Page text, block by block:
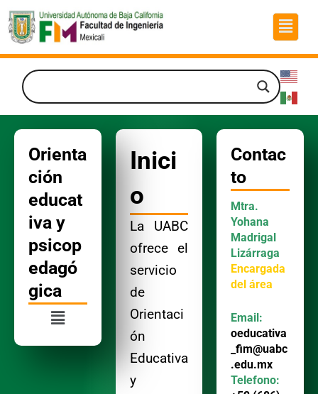
al
contenido
Menú
Orienta
ción
educat
iva y
psicop
edagó
gica
Menú
Inici
o
La UABC
ofrece el
servicio
de
Orientaci
ón
Educativa
y
Contac
to
Mtra.
Yohana
Madrigal
Lizárraga
Encargada
delárea
Email:
oeducativa
_fim@uabc
.edu.mx
Telefono: